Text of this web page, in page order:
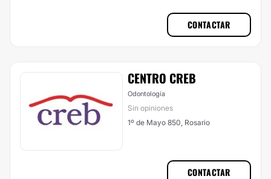
CONTACTAR
CENTRO CREB
Odontología
Sin opiniones
1º de Mayo 850, Rosario
CONTACTAR